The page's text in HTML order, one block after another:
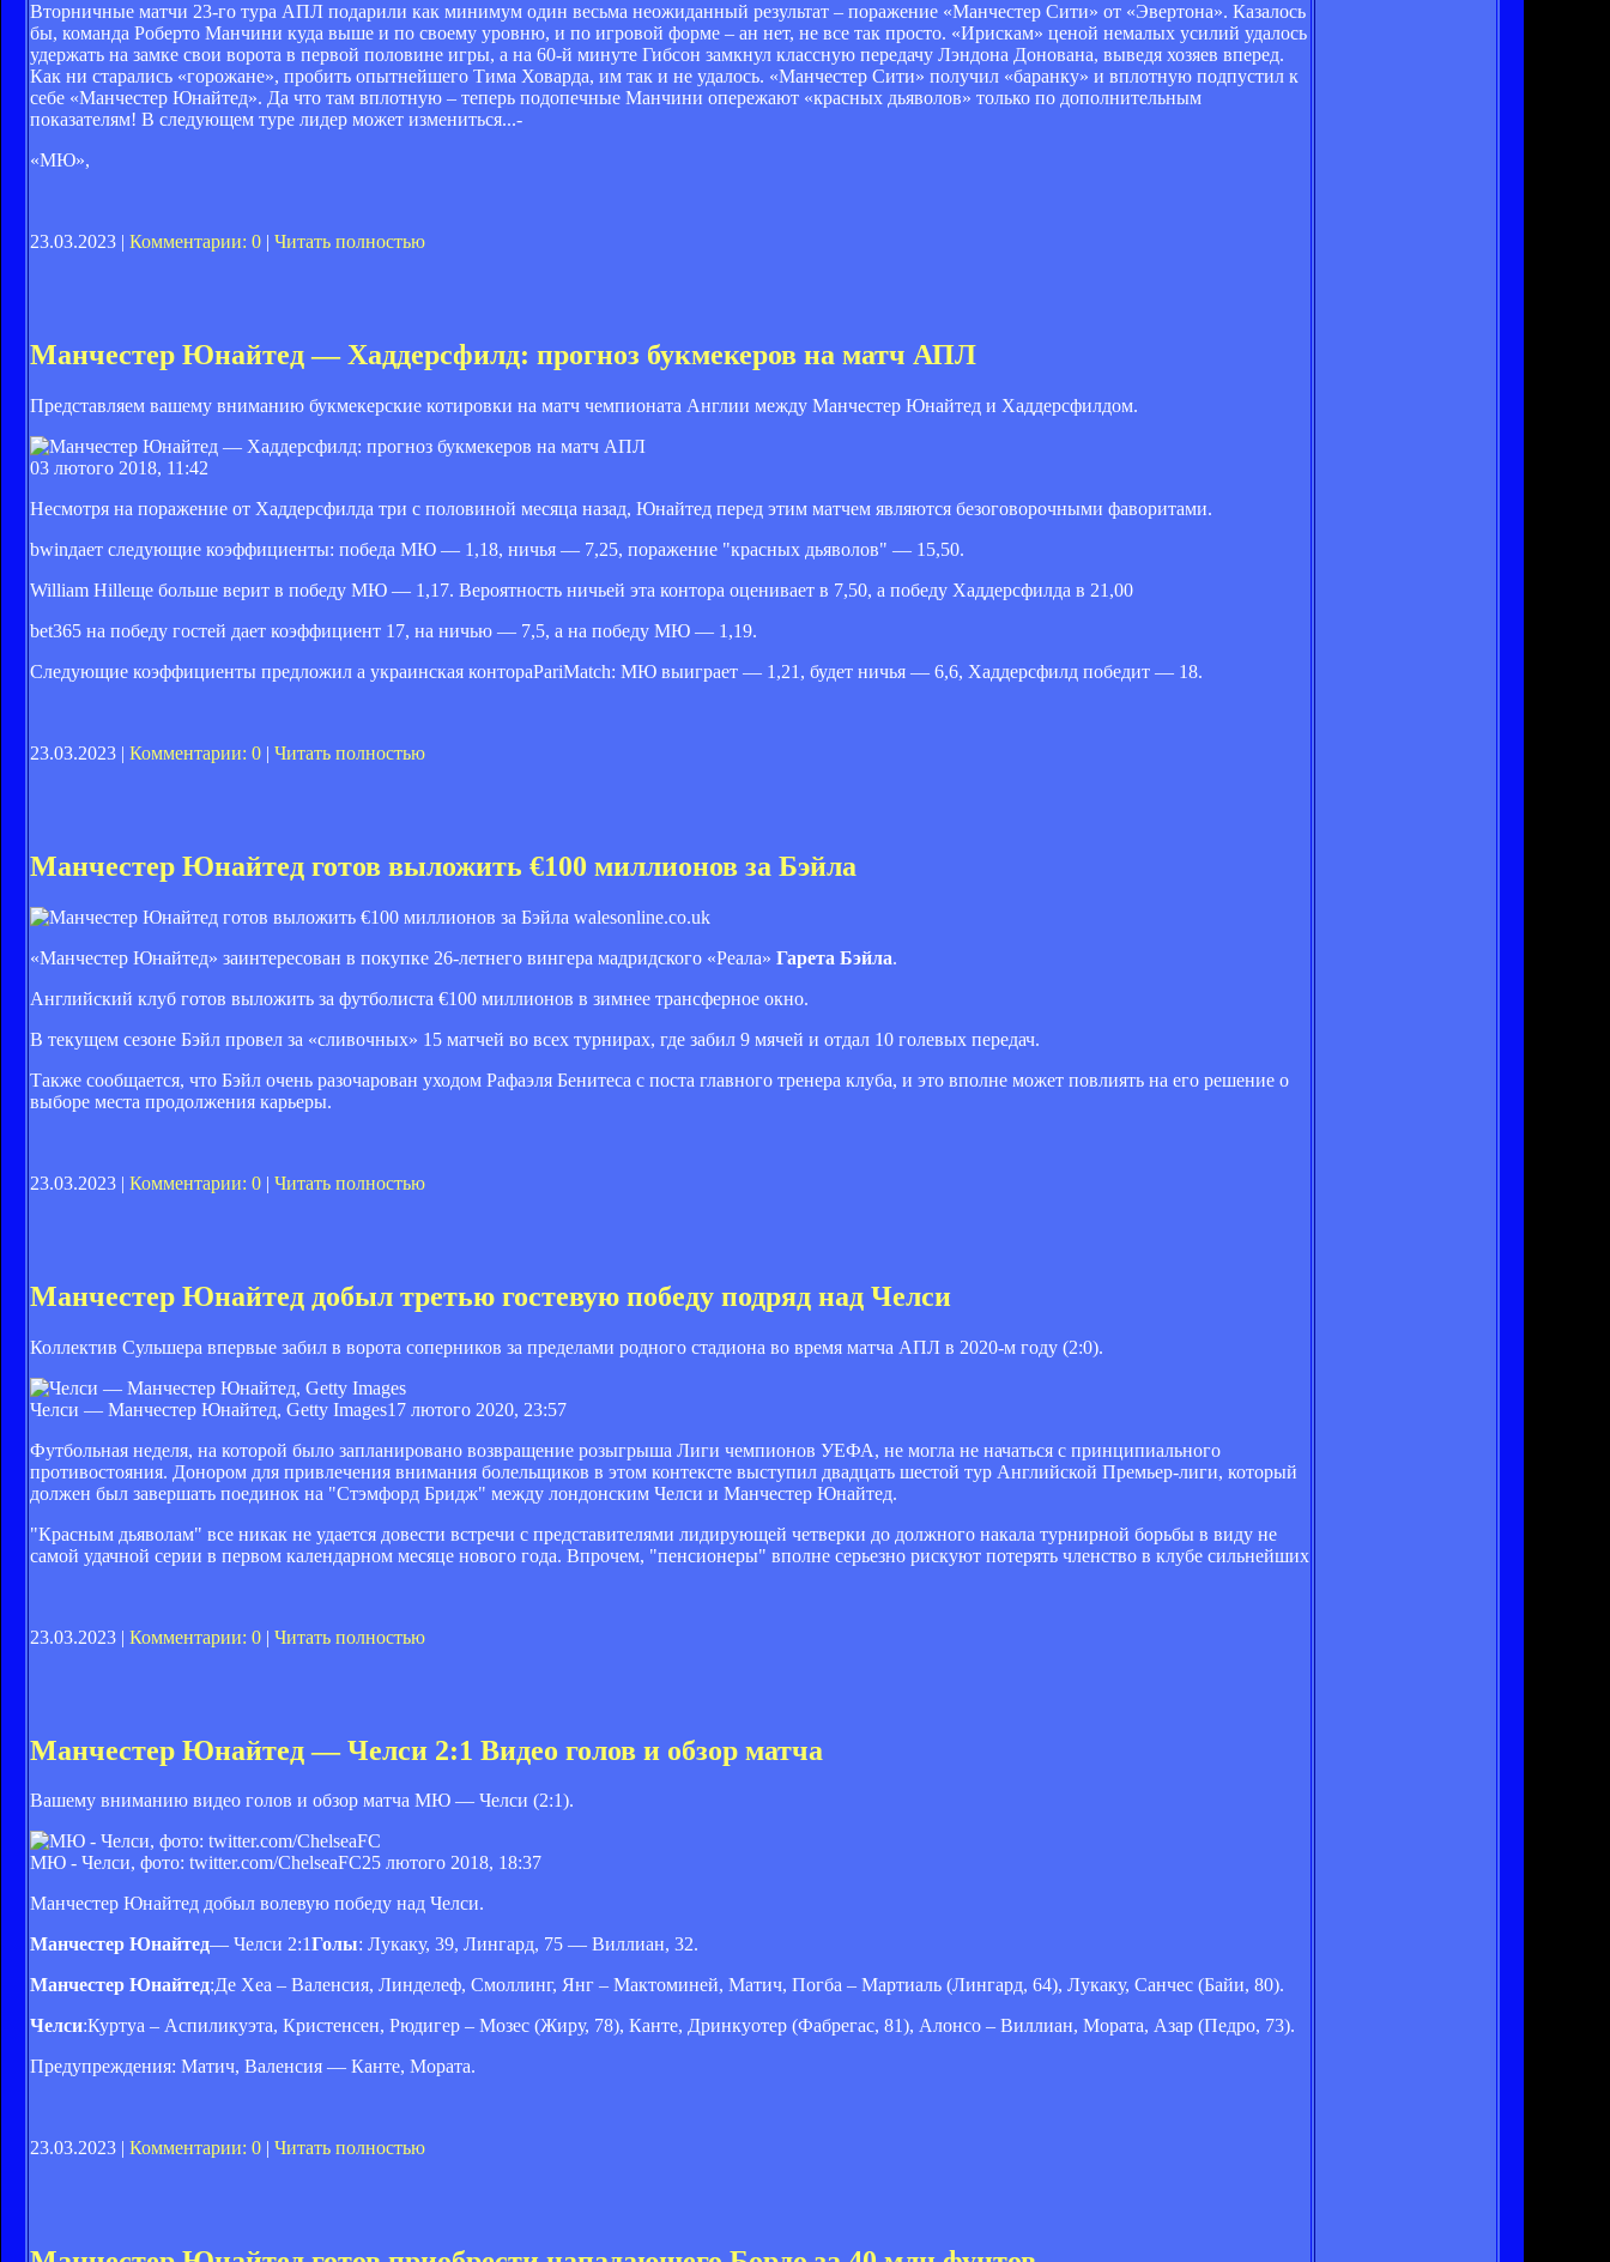
Вторничные матчи 23-го тура АПЛ подарили как минимум один весьма неожиданный результат – поражение «Манчестер Сити» от «Эвертона». Казалось
бы, команда Роберто Манчини куда выше и по своему уровню, и по игровой форме – ан нет, не все так просто. «Ирискам» ценой немалых усилий удалось
удержать на замке свои ворота в первой половине игры, а на 60-й минуте Гибсон замкнул классную передачу Лэндона Донована, выведя хозяев вперед.
Как ни старались «горожане», пробить опытнейшего Тима Ховарда, им так и не удалось. «Манчестер Сити» получил «баранку» и вплотную подпустил к
себе «Манчестер Юнайтед». Да что там вплотную – теперь подопечные Манчини опережают «красных дьяволов» только по дополнительным
показателям! В следующем туре лидер может измениться...-
«МЮ»,
23.03.2023 | Комментарии: 0 | Читать полностью
Манчестер Юнайтед — Хаддерсфилд: прогноз букмекеров на матч АПЛ
Представляем вашему вниманию букмекерские котировки на матч чемпионата Англии между Манчестер Юнайтед и Хаддерсфилдом.
03 лютого 2018, 11:42
Несмотря на поражение от Хаддерсфилда три с половиной месяца назад, Юнайтед перед этим матчем являются безоговорочными фаворитами.
bwinдает следующие коэффициенты: победа МЮ — 1,18, ничья — 7,25, поражение "красных дьяволов" — 15,50.
William Hillеще больше верит в победу МЮ — 1,17. Вероятность ничьей эта контора оценивает в 7,50, а победу Хаддерсфилда в 21,00
bet365 на победу гостей дает коэффициент 17, на ничью — 7,5, а на победу МЮ — 1,19.
Следующие коэффициенты предложил а украинская контораPariMatch: МЮ выиграет — 1,21, будет ничья — 6,6, Хаддерсфилд победит — 18.
23.03.2023 | Комментарии: 0 | Читать полностью
Манчестер Юнайтед готов выложить €100 миллионов за Бэйла
walesonline.co.uk
«Манчестер Юнайтед» заинтересован в покупке 26-летнего вингера мадридского «Реала» Гарета Бэйла.
Английский клуб готов выложить за футболиста €100 миллионов в зимнее трансферное окно.
В текущем сезоне Бэйл провел за «сливочных» 15 матчей во всех турнирах, где забил 9 мячей и отдал 10 голевых передач.
Также сообщается, что Бэйл очень разочарован уходом Рафаэля Бенитеса с поста главного тренера клуба, и это вполне может повлиять на его решение о
выборе места продолжения карьеры.
23.03.2023 | Комментарии: 0 | Читать полностью
Манчестер Юнайтед добыл третью гостевую победу подряд над Челси
Коллектив Сульшера впервые забил в ворота соперников за пределами родного стадиона во время матча АПЛ в 2020-м году (2:0).
Челси — Манчестер Юнайтед, Getty Images17 лютого 2020, 23:57
Футбольная неделя, на которой было запланировано возвращение розыгрыша Лиги чемпионов УЕФА, не могла не начаться с принципиального
противостояния. Донором для привлечения внимания болельщиков в этом контексте выступил двадцать шестой тур Английской Премьер-лиги, который
должен был завершать поединок на "Стэмфорд Бридж" между лондонским Челси и Манчестер Юнайтед.
"Красным дьяволам" все никак не удается довести встречи с представителями лидирующей четверки до должного накала турнирной борьбы в виду не
самой удачной серии в первом календарном месяце нового года. Впрочем, "пенсионеры" вполне серьезно рискуют потерять членство в клубе сильнейших
23.03.2023 | Комментарии: 0 | Читать полностью
Манчестер Юнайтед — Челси 2:1 Видео голов и обзор матча
Вашему вниманию видео голов и обзор матча МЮ — Челси (2:1).
МЮ - Челси, фото: twitter.com/ChelseaFC25 лютого 2018, 18:37
Манчестер Юнайтед добыл волевую победу над Челси.
Манчестер Юнайтед— Челси 2:1Голы: Лукаку, 39, Лингард, 75 — Виллиан, 32.
Манчестер Юнайтед:Де Хеа – Валенсия, Линделеф, Смоллинг, Янг – Мактоминей, Матич, Погба – Мартиаль (Лингард, 64), Лукаку, Санчес (Байи, 80).
Челси:Куртуа – Аспиликуэта, Кристенсен, Рюдигер – Мозес (Жиру, 78), Канте, Дринкуотер (Фабрегас, 81), Алонсо – Виллиан, Мората, Азар (Педро, 73).
Предупреждения: Матич, Валенсия — Канте, Мората.
23.03.2023 | Комментарии: 0 Читать полностью